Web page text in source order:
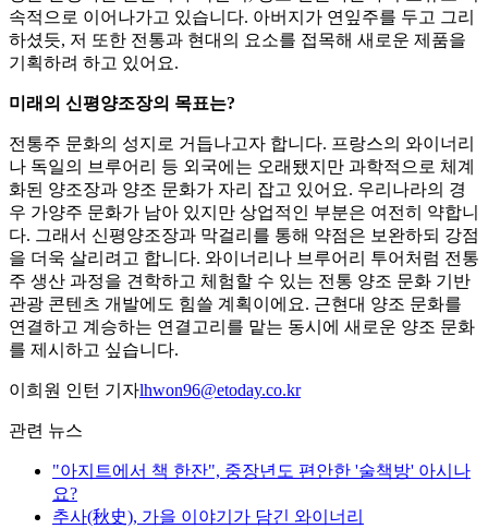
속적으로 이어나가고 있습니다. 아버지가 연잎주를 두고 그리
하셨듯, 저 또한 전통과 현대의 요소를 접목해 새로운 제품을
기획하려 하고 있어요.
미래의 신평양조장의 목표는?
전통주 문화의 성지로 거듭나고자 합니다. 프랑스의 와이너리
나 독일의 브루어리 등 외국에는 오래됐지만 과학적으로 체계
화된 양조장과 양조 문화가 자리 잡고 있어요. 우리나라의 경
우 가양주 문화가 남아 있지만 상업적인 부분은 여전히 약합니
다. 그래서 신평양조장과 막걸리를 통해 약점은 보완하되 강점
을 더욱 살리려고 합니다. 와이너리나 브루어리 투어처럼 전통
주 생산 과정을 견학하고 체험할 수 있는 전통 양조 문화 기반
관광 콘텐츠 개발에도 힘쓸 계획이에요. 근현대 양조 문화를
연결하고 계승하는 연결고리를 맡는 동시에 새로운 양조 문화
를 제시하고 싶습니다.
이희원 인턴 기자lhwon96@etoday.co.kr
관련 뉴스
"아지트에서 책 한잔", 중장년도 편안한 '술책방' 아시나
요?
추사(秋史), 가을 이야기가 담긴 와이너리